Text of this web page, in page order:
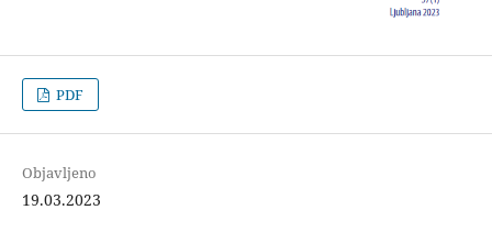
PDF
Objavljeno
19.03.2023